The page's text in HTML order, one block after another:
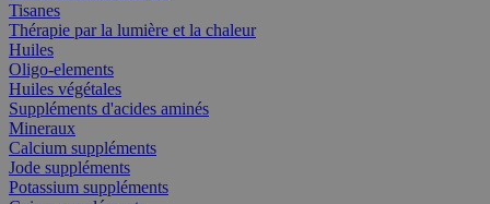
Tisanes
Thérapie par la lumière et la chaleur
Huiles
Oligo-elements
Huiles végétales
Suppléments d'acides aminés
Mineraux
Calcium suppléments
Jode suppléments
Potassium suppléments